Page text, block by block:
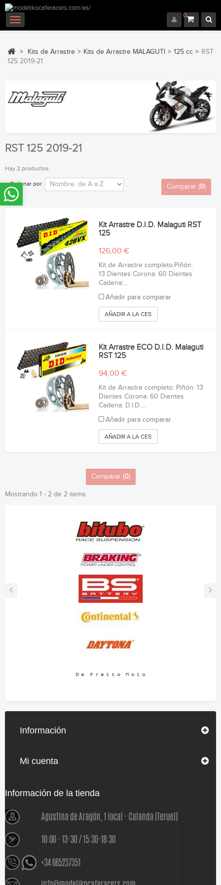
0
Navegación
Toggle
> Kits de Arrastre > Kits de Arrastre MALAGUTI > 125 cc > RST
125 2019-21
RST 125 2019-21
Hay 2 productos.
Ordenar por Comparar (0)
Kit Arrastre D.I.D. Malaguti RST
125
126,00 €
Kit de Arrastre completo:Piñón:
13 Dientes Corona: 60 Dientes
Cadena:...
Añadir para comparar
AÑADIR A LA CESTA
Kit Arrastre ECO D.I.D. Malaguti
RST 125
94,00 €
Kit de Arrastre completo: Piñón: 13
Dientes Corona: 60 Dientes
Cadena: D.I.D....
Añadir para comparar
AÑADIR A LA CESTA
Comparar (0)
Mostrando 1 - 2 de 2 items
Información
Mi cuenta
Información de la tienda